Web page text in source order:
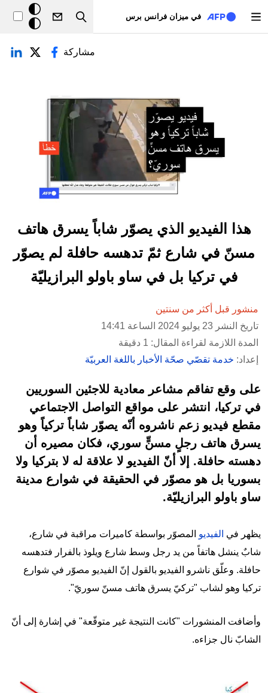
في ميزان فرانس برس
Search
خلفيّة
داكنة
التبويبات الأساسية
مشاركة
هذا الفيديو الذي يصوّر شاباً يسرق هاتف
مسنّ في شارع ثمّ تدهسه حافلة لم يصوّر
في تركيا بل في ساو باولو البرازيليّة
منشور قبل أكثر من سنتين
تاريخ النشر 23 يوليو 2024 الساعة 14:41
المدة اللازمة لقراءة المقال: 1 دقيقة
إعداد: خدمة تقصّي صحّة الأخبار باللغة العربيّة
على وقع تفاقم مشاعر معادية للاجئين السوريين
في تركيا، انتشر على مواقع التواصل الاجتماعي
مقطع فيديو زعم ناشروه أنّه يصوّر شاباً تركياً وهو
يسرق هاتف رجلٍ مسنٍّ سوري، فكان مصيره أن
دهسته حافلة. إلا أنّ الفيديو لا علاقة له لا بتركيا ولا
بسوريا بل هو مصوّر في الحقيقة في شوارع مدينة
ساو باولو البرازيليّة.
يظهر في الفيديو المصوّر بواسطة كاميرات مراقبة في شارع،
شابٌ ينشل هاتفاً من يد رجل وسط شارع ويلوذ بالفرار فتدهسه
حافلة. وعلّق ناشرو الفيديو بالقول إنّ الفيديو مصوّر في شوارع
تركيا وهو لشاب "تركيّ يسرق هاتف مسنّ سوريّ".
وأضافت المنشورات "كانت النتيجة غير متوقّعة" في إشارة إلى أنّ
الشابّ نال جزاءه.
Image